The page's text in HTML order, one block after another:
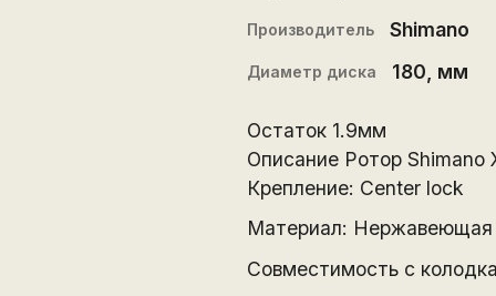
Производитель Shimano
Диаметр диска 180 , мм
Остаток 1.9мм
Описание Ротор Shimano
Крепление: Center lock
Материал: Нержавеющая
Совместимость с